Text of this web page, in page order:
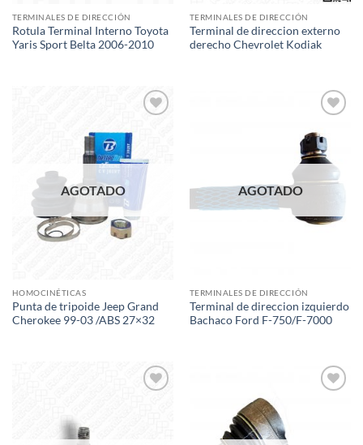
TERMINALES DE DIRECCIÓN
Rotula Terminal Interno Toyota
Yaris Sport Belta 2006-2010
TERMINALES DE DIRECCIÓN
Terminal de direccion externo
derecho Chevrolet Kodiak
AGOTADO
HOMOCINÉTICAS
Punta de tripoide Jeep Grand
Cherokee 99-03 /ABS 27×32
wishlist
AGOTADO
TERMINALES DE DIRECCIÓN
Terminal de direccion izquierdo
Bachaco Ford F-750/F-7000